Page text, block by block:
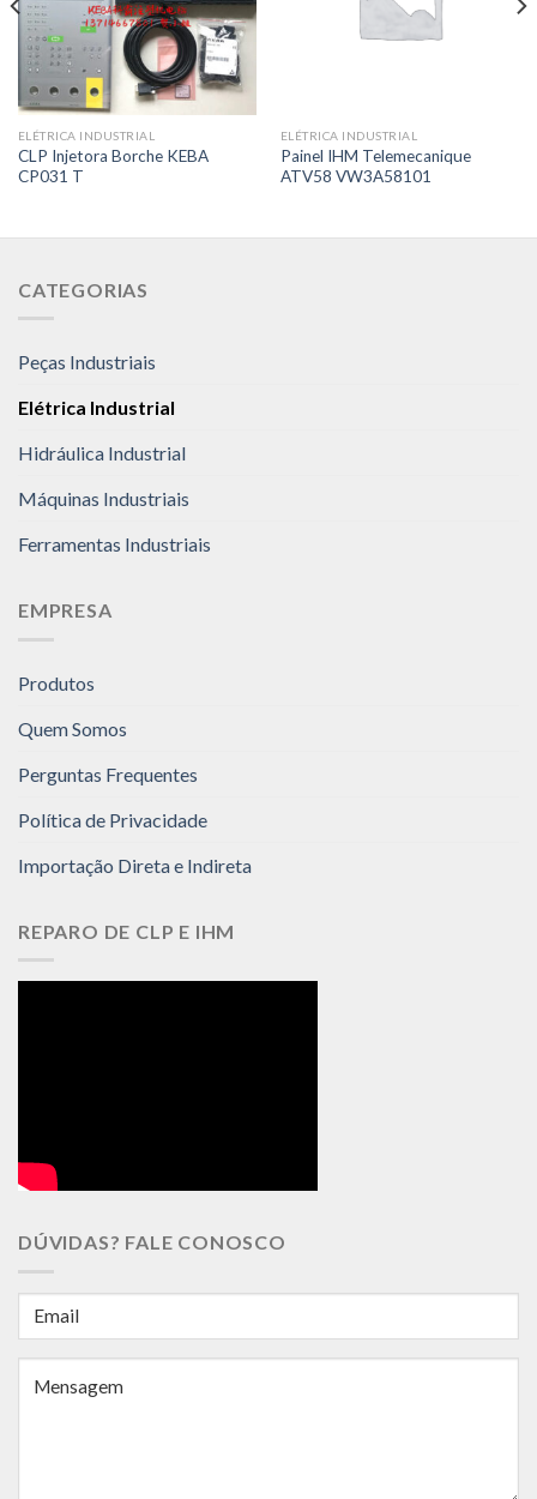
ELÉTRICA INDUSTRIAL
CLP Injetora Borche KEBA
CP031 T
ELÉTRICA INDUSTRIAL
Painel IHM Telemecanique
ATV58 VW3A58101
CATEGORIAS
Peças Industriais
Elétrica Industrial
Hidráulica Industrial
Máquinas Industriais
Ferramentas Industriais
EMPRESA
Produtos
Quem Somos
Perguntas Frequentes
Política de Privacidade
Importação Direta e Indireta
REPARO DE CLP E IHM
DÚVIDAS? FALE CONOSCO